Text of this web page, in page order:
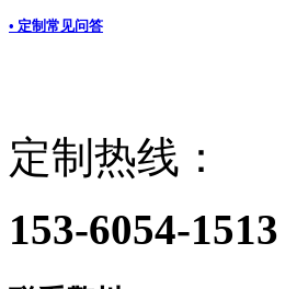
• 定制常见问答
定制热线：
153-6054-1513